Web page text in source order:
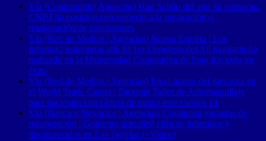
Vía (Contrapunto| Agencias) Han Salido del aire 46 emisoras:
CNP Fija posición con respecto a la renovación o
reasignación de concesiones
Vía (Red de Medios | Agencias) Nueva Esparta | Los
Informa2 estuvieron allí: El 1er Congreso del Ají margariteño
realizado en la Universidad Corporativa de Sigo fue todo un
éxito
Vía (Red de Medios | Agencias) En el marco del mes rosa en
el World Trade Center | Dictarán Taller de Automaquillaje
para pacientes con cáncer de mama este viernes 14
Vía (Banca y Negocios | Agencias) Continúan jornadas de
recuperación | Gobierno actualizó cifra de fallecidos y
desaparecidos en Las Tejerías (+Video)